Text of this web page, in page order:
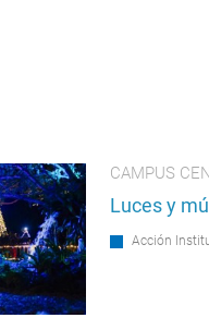
CAMPUS
Luces y
Acción